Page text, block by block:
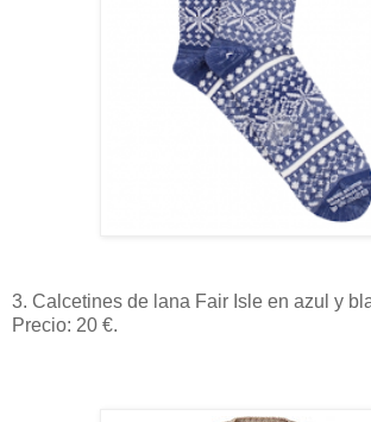
3. Calcetines de lana Fair Isle en azul y
Precio: 20 €.